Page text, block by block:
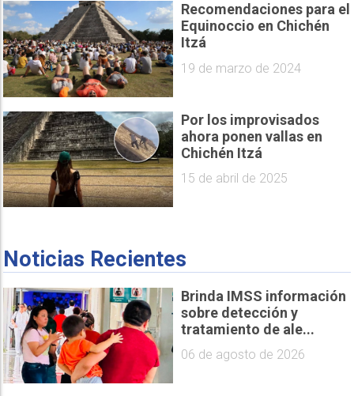
Recomendaciones para el
Equinoccio en Chichén
Itzá
19 de marzo de 2024
Por los improvisados
ahora ponen vallas en
Chichén Itzá
15 de abril de 2025
Noticias Recientes
Brinda IMSS información
sobre detección y
tratamiento de ale...
06 de agosto de 2026